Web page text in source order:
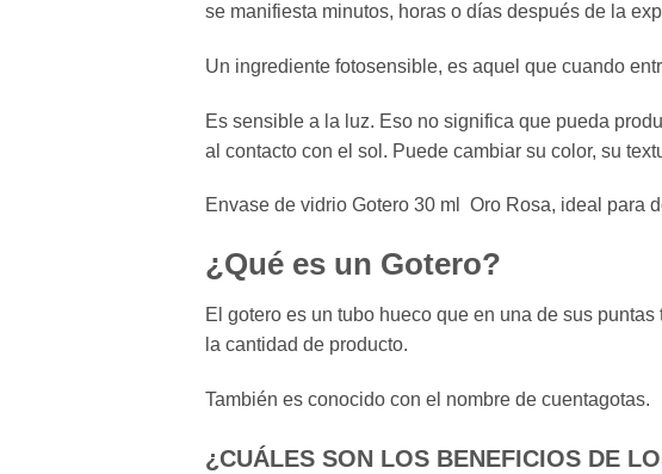
se manifiesta minutos, horas o días después de la
Un ingrediente fotosensible, es aquel que cuando
Es sensible a la luz. Eso no significa que pueda
al contacto con el sol. Puede cambiar su color, su
Envase de vidrio Gotero 30 ml Oro Rosa, ideal para
¿Qué es un Gotero?
El gotero es un tubo hueco que en una de sus
la cantidad de producto.
También es conocido con el nombre de cuentagotas.
¿CUÁLES SON LOS BENEFICIOS DE